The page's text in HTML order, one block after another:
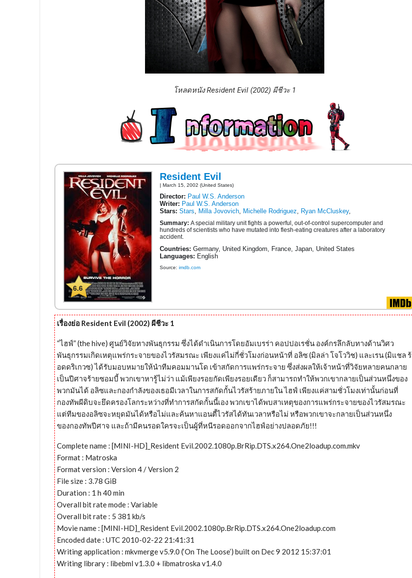
โหลดหนัง Resident Evil (2002) ผีชีวะ 1
6.6
Resident Evil
| March 15, 2002 (United States)
Director: Paul W.S. Anderson
Writer: Paul W.S. Anderson
Stars: Stars Milla Jovovich Michelle Rodriguez Ryan McCluskey,
Summary: A special military unit fights a powerful, out-of-control supercomputer and
hundreds of scientists who have mutated into flesh-eating creatures after a laboratory
accident.
Countries: Germany, United Kingdom, France, Japan, United States
Languages: English
Source: imdb.com
เรื่องย่อ Resident Evil (2002) ผีชีวะ 1
“ไฮฟ์” (the hive) ศูนย์วิจัยทางพันธุกรรม ซึ่งได้ดำเนินการโดยอัมเบรร่า คอปปอเรชั่น องค์กรลึกลับทางด้านวิศว
พันธุกรรมเกิดเหตุแพร่กระจายของไวรัสมรณะ เพียงแค่ไม่กี่ชั่วโมงก่อนหน้าที่ อลิซ (มิลล่า โจโววิช) และเรน (มิแชล ร้
อดดริเกวซ) ได้รับมอบหมายให้นำทีมคอมมานโด เข้าสกัดการแพร่กระจาย ซึ่งส่งผลให้เจ้าหน้าที่วิจัยหลายคนกลาย
เป็นปีศาจร้ายซอมบี้ พวกเขาหารู้ไม่ว่า แม้เพียงรอยกัดเพียงรอยเดียว ก็สามารถทำให้พวกเขากลายเป็นส่วนหนึ่งของ
พวกมันได้ อลิซและกองกำลังของเธอมีเวลาในการสกัดกั้นไวรัสร้ายภายใน ไฮฟ์ เพียงแค่สามชั่วโมงเท่านั้นก่อนที่
กองทัพผีดิบจะยึดครองโลกระหว่างที่ทำการสกัดกั้นนี้เอง พวกเขาได้พบสาเหตุของการแพร่กระจายของไวรัสมรณะ
แต่ทีมของอลิซจะหยุดมันได้หรือไม่และค้นหาแอนตี้ไวรัสได้ทันเวลาหรือไม่ หรือพวกเขาจะกลายเป็นส่วนหนึ่ง
ของกองทัพปีศาจ และถ้ามีคนรอดใครจะเป็นผู้ที่หนีรอดออกจากไฮฟ์อย่างปลอดภัย!!!
Complete name : [MINI-HD]_Resident Evil.2002.1080p.BrRip.DTS.x264.One2loadup.com.mkv
Format : Matroska
Format version : Version 4 / Version 2
File size : 3.78 GiB
Duration : 1 h 40 min
Overall bit rate mode : Variable
Overall bit rate : 5 381 kb/s
Movie name : [MINI-HD]_Resident Evil.2002.1080p.BrRip.DTS.x264.One2loadup.com
Encoded date : UTC 2010-02-22 21:41:31
Writing application : mkvmerge v5.9.0 (‘On The Loose’) built on Dec 9 2012 15:37:01
Writing library : libebml v1.3.0 + libmatroska v1.4.0